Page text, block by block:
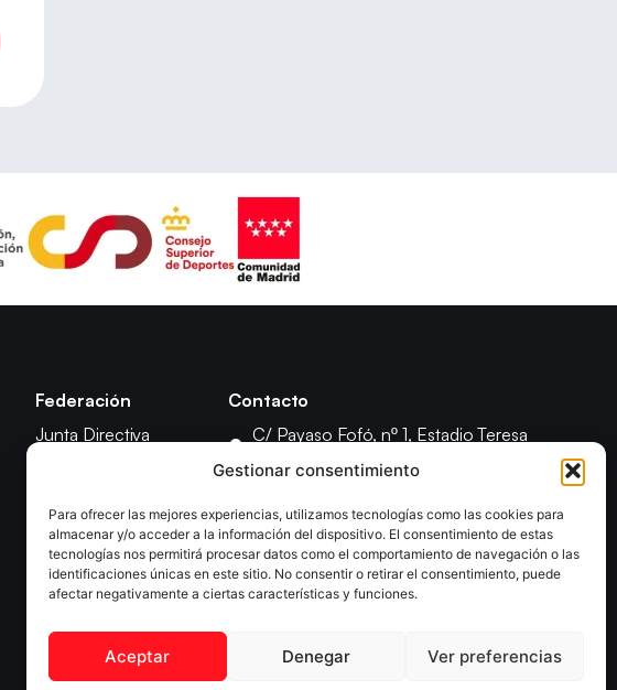
Gestionar consentimiento
Para ofrecer las mejores experiencias, utilizamos tecnologías como las cookies para
almacenar y/o acceder a la información del dispositivo. El consentimiento de estas
tecnologías nos permitirá procesar datos como el comportamiento de navegación o las
identificaciones únicas en este sitio. No consentir o retirar el consentimiento, puede
afectar negativamente a ciertas características y funciones.
Aceptar Denegar Ver preferencias
Federación
Junta Directiva
Contacto
C/ Payaso Fofó, nº 1, Estadio Teresa
Rivero, 28018 Madrid
federacion@fedmadtm.com